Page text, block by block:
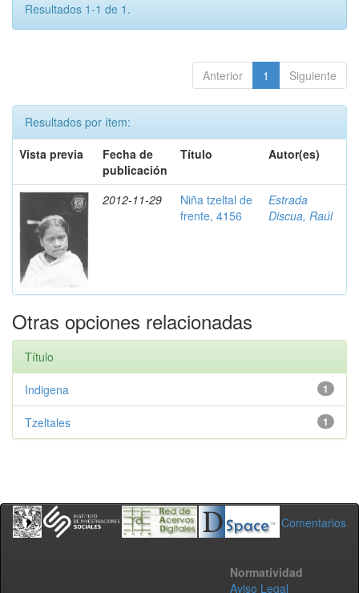
Resultados 1-1 de 1.
Anterior 1 Siguiente
Resultados por ítem:
Vista previa
Fecha de
publicación
Título Autor(es)
2012-11-29
Niña tzeltal de
frente, 4156
Estrada
Discua, Raúl
Otras opciones relacionadas
Título
1
Indigena
1
Tzeltales
Comentarios
Normatividad
Aviso Legal